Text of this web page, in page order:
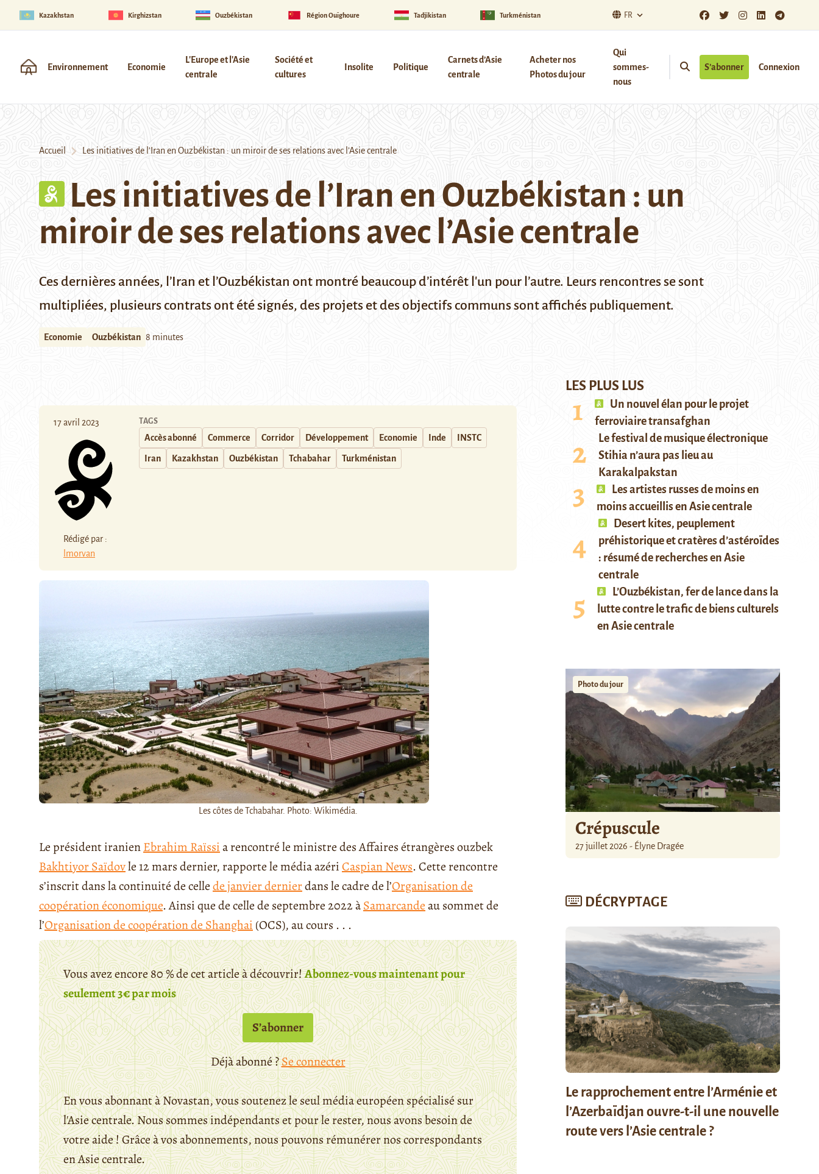
Kazakhstan Kirghizstan Ouzbékistan Région Ouïghoure Tadjikistan Turkménistan FR
Environnement Economie
L'Europe et l'Asie
centrale
Société et
cultures
Insolite Politique
Carnets d’Asie
centrale
Acheter nos
Photos du jour
Qui
sommes-
nous
S’abonner Connexion
Accueil Les initiatives de l’Iran en Ouzbékistan : un miroir de ses relations avec l’Asie centrale
Les initiatives de l’Iran en Ouzbékistan : un
miroir de ses relations avec l’Asie centrale
Ces dernières années, l’Iran et l’Ouzbékistan ont montré beaucoup d’intérêt l'un pour l’autre. Leurs rencontres se sont
multipliées, plusieurs contrats ont été signés, des projets et des objectifs communs sont affichés publiquement.
Economie Ouzbékistan 8 minutes
17 avril 2023
Rédigé par :
lmorvan
TAGS
Accès abonné Commerce Corridor Développement Economie Inde INSTC
Iran Kazakhstan Ouzbékistan Tchabahar Turkménistan
Les côtes de Tchabahar. Photo: Wikimédia.
Le président iranienEbrahim Raïssia rencontré le ministre des Affaires étrangères ouzbek
Bakhtiyor Saïdovle 12 mars dernier, rapporte le média azériCaspian News. Cette rencontre
s’inscrit dans la continuité de cellede janvier dernierdans le cadre de l’Organisation de
coopération économique. Ainsi que de celle de septembre 2022 àSamarcandeau sommet de
l’Organisation de coopération de Shanghai (OCS), au cours . . .
Vous avez encore 80 % de cet article à découvrir!Abonnez-vous maintenant pour
seulement 3€ par mois
S’abonner
Déjà abonné ?Se connecter
En vous abonnant à Novastan, vous soutenez le seul média européen spécialisé sur
l'Asie centrale. Nous sommes indépendants et pour le rester, nous avons besoin de
votre aide ! Grâce à vos abonnements, nous pouvons rémunérer nos correspondants
en Asie centrale.
LES PLUS LUS
Un nouvel élan pour le projet
ferroviaire transafghan
Le festival de musique électronique
Stihia n’aura pas lieu au
Karakalpakstan
Les artistes russes de moins en
moins accueillis en Asie centrale
Desert kites, peuplement
préhistorique et cratères d’astéroïdes
: résumé de recherches en Asie
centrale
L’Ouzbékistan, fer de lance dans la
lutte contre le trafic de biens culturels
en Asie centrale
Photo du jour
Crépuscule
27 juillet 2026 - Élyne Dragée
DÉCRYPTAGE
Le rapprochement entre l’Arménie et
l’Azerbaïdjan ouvre-t-il une nouvelle
route vers l’Asie centrale ?